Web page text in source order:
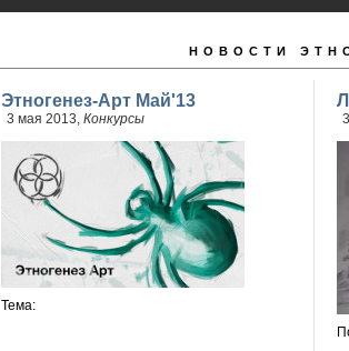
НОВОСТИ
Этногенез-Арт Май'13
3 мая 2013, Конкурсы
Тема: